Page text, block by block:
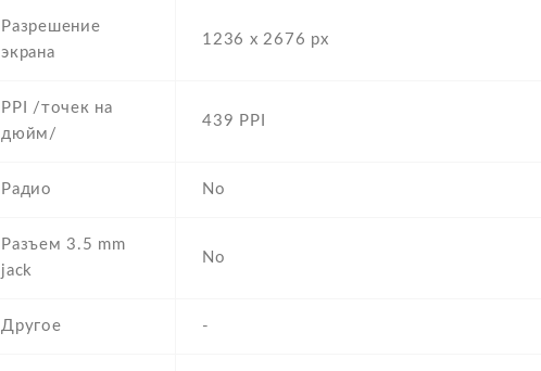
Разрешение
экрана
1236 x 2676 px
PPI /точек на
дюйм/
439 PPI
Радио No
Разъем 3.5 mm
jack
No
Другое -